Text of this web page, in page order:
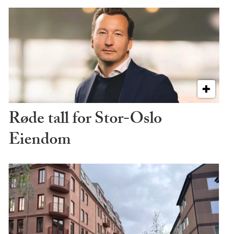
Røde tall for Stor-Oslo
Eiendom